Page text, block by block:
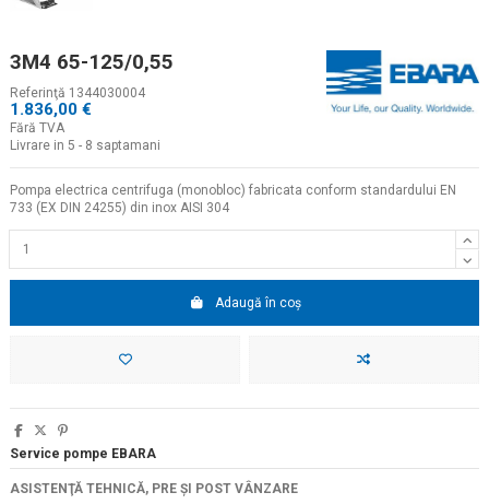
3M4 65-125/0,55
Referinţă 1344030004
1.836,00 €
Fără TVA
Livrare in 5 - 8 saptamani
Pompa electrica centrifuga (monobloc) fabricata conform standardului EN
733 (EX DIN 24255) din inox AISI 304
Adaugă în coș
Service pompe EBARA
ASISTENŢĂ TEHNICĂ, PRE ŞI POST VÂNZARE